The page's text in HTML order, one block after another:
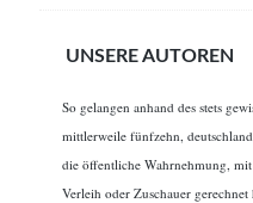
UNSERE AUTOREN
So gelangen anhand des stets
mittlerweile fünfzehn,
die öffentliche Wahrnehmung,
Verleih oder Zuschauer